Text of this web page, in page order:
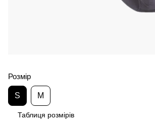
Розмір
S M
Таблиця розмірів